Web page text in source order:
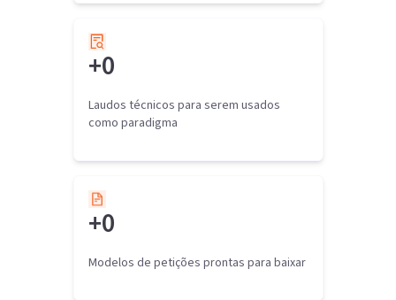
+0
Laudos técnicos para serem usados
como paradigma
+0
Modelos de petições prontas para baixar